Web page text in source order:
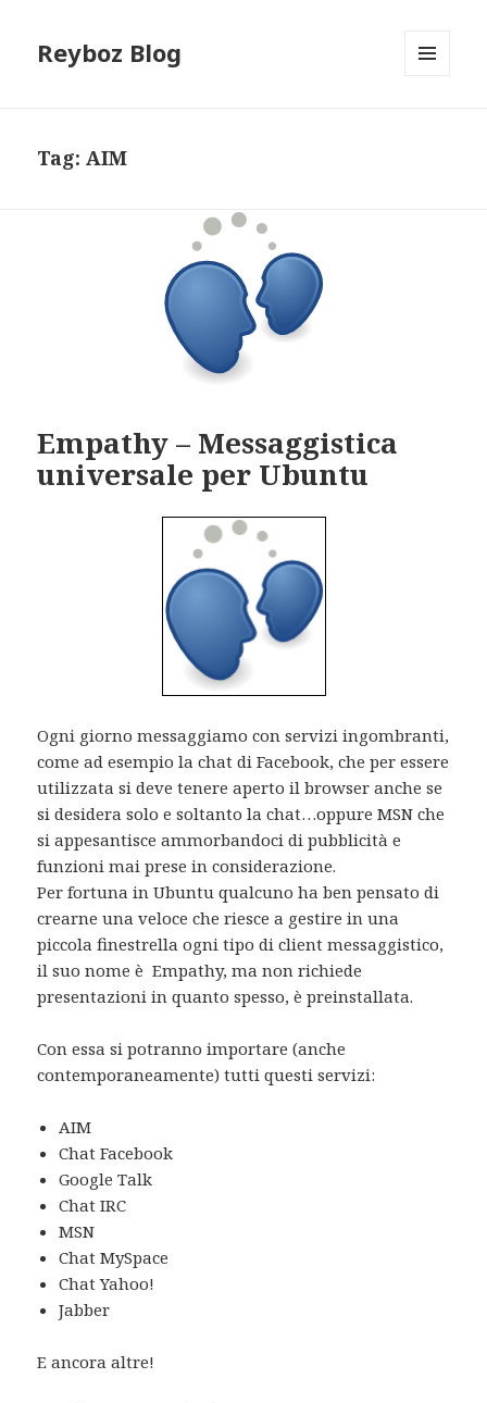
Reyboz Blog
Tag:AIM
Empathy – Messaggistica
universale per Ubuntu
Ogni giorno messaggiamo con servizi ingombranti,
come ad esempio la chat di Facebook, che per essere
utilizzata si deve tenere aperto il browser anche se
si desidera solo e soltanto la chat…oppure MSN che
si appesantisce ammorbandoci di pubblicità e
funzioni mai prese in considerazione.
Per fortuna in Ubuntu qualcuno ha ben pensato di
crearne una veloce che riesce a gestire in una
piccola finestrella ogni tipo di client messaggistico,
il suo nome è Empathy, ma non richiede
presentazioni in quanto spesso, è preinstallata.
Con essa si potranno importare (anche
contemporaneamente) tutti questi servizi:
AIM
Chat Facebook
Google Talk
Chat IRC
MSN
Chat MySpace
Chat Yahoo!
Jabber
E ancora altre!